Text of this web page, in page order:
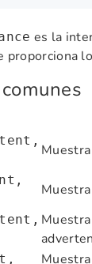
es la
proporciona